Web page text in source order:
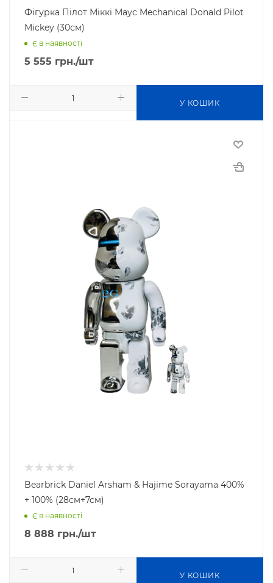
Фігурка Пілот Міккі Маус Mechanical Donald Pilot
Mickey (30см)
Є в наявності
5 555 грн./шт
У КОШИК
Bearbrick Daniel Arsham & Hajime Sorayama 400%
+ 100% (28см+7см)
Є в наявності
8 888 грн./шт
У КОШИК